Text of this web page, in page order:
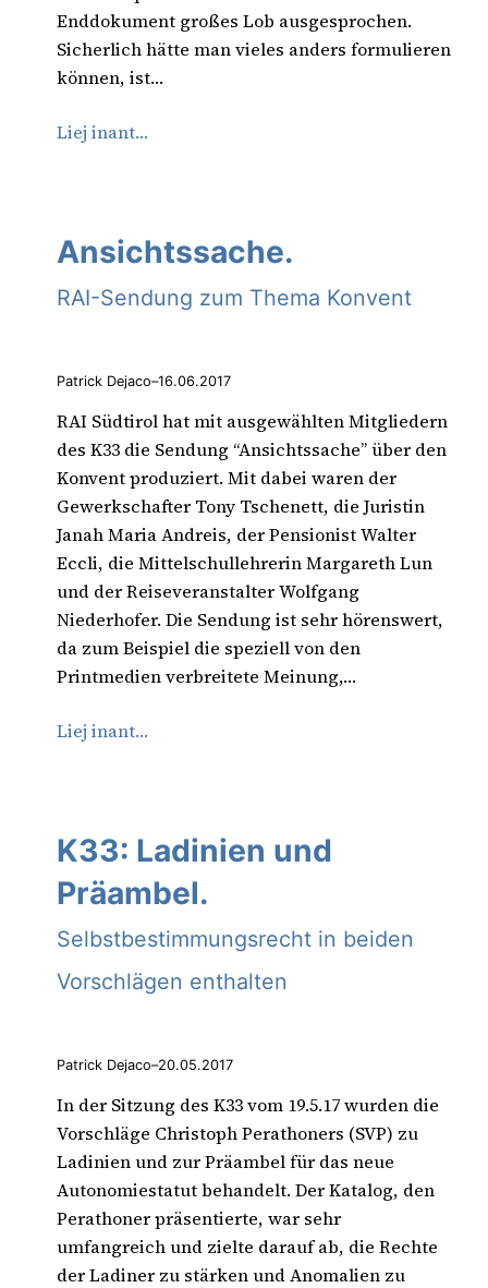
Enddokument großes Lob ausgesprochen.
Sicherlich hätte man vieles anders formulieren
können, ist…
Liej inant…
Ansichtssache.
RAI-Sendung zum Thema Konvent
Patrick Dejaco–16.06.2017
RAI Südtirol hat mit ausgewählten Mitgliedern
des K33 die Sendung “Ansichtssache” über den
Konvent produziert. Mit dabei waren der
Gewerkschafter Tony Tschenett, die Juristin
Janah Maria Andreis, der Pensionist Walter
Eccli, die Mittelschullehrerin Margareth Lun
und der Reiseveranstalter Wolfgang
Niederhofer. Die Sendung ist sehr hörenswert,
da zum Beispiel die speziell von den
Printmedien verbreitete Meinung,…
Liej inant…
K33: Ladinien und
Präambel.
Selbstbestimmungsrecht in beiden
Vorschlägen enthalten
Patrick Dejaco–20.05.2017
In der Sitzung des K33 vom 19.5.17 wurden die
Vorschläge Christoph Perathoners (SVP) zu
Ladinien und zur Präambel für das neue
Autonomiestatut behandelt. Der Katalog, den
Perathoner präsentierte, war sehr
umfangreich und zielte darauf ab, die Rechte
der Ladiner zu stärken und Anomalien zu